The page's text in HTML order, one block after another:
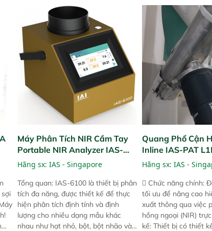
Máy Phân Tích NIR Cầm Tay
Portable NIR Analyzer IAS-
6100
Hãng sx: IAS - Singapore
Tổng quan: IAS-6100 là thiết bị phân
tích đa năng, được thiết kế để thực
hiện phân tích định tính và định
lượng cho nhiều dạng mẫu khác
nhau như hạt nhỏ, bột, bột nhão và
Quang Phổ Cận
Inline IAS-PAT
NIR
Hãng sx: IAS -
 Chức năng chính:
tối ưu để nâng cao
xuất thông qua việc
hồng ngoại (NIR)
kế: Thiết bị có thiết